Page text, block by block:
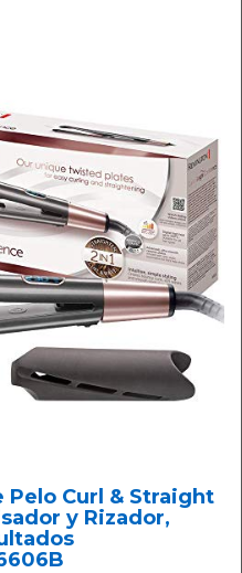
Pelo Curl & Straight
y Rizador,